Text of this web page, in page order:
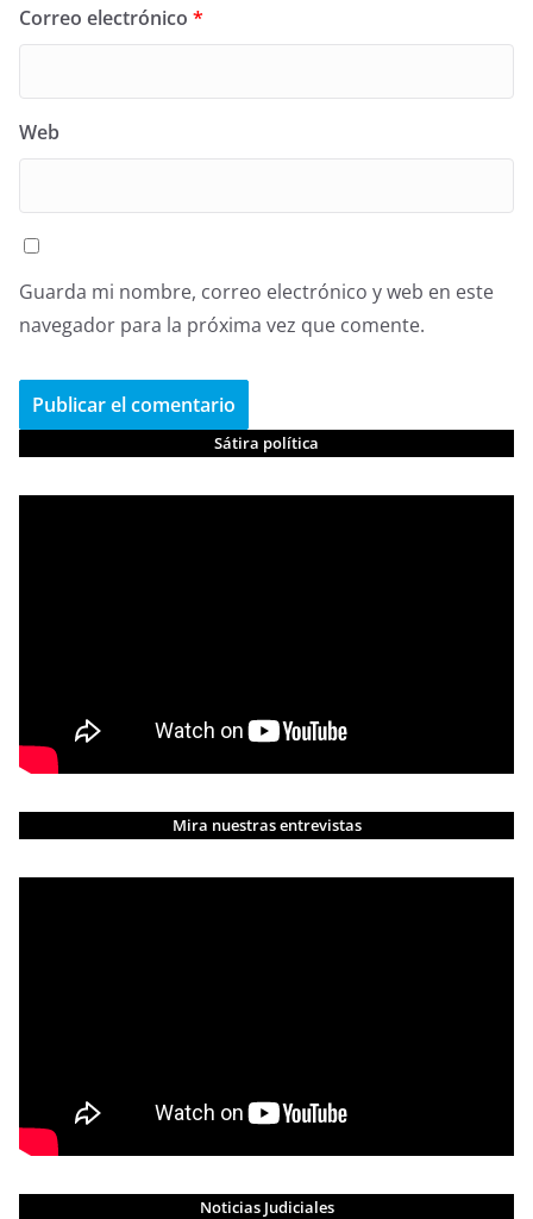
Correo electrónico *
Web
Guarda mi nombre, correo electrónico y web en este
navegador para la próxima vez que comente.
Sátira política
Mira nuestras entrevistas
Noticias Judiciales